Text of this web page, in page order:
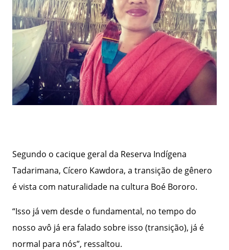
Segundo o cacique geral da Reserva Indígena
Tadarimana, Cícero Kawdora, a transição de gênero
é vista com naturalidade na cultura Boé Bororo.
“Isso já vem desde o fundamental, no tempo do
nosso avô já era falado sobre isso (transição), já é
normal para nós”, ressaltou.